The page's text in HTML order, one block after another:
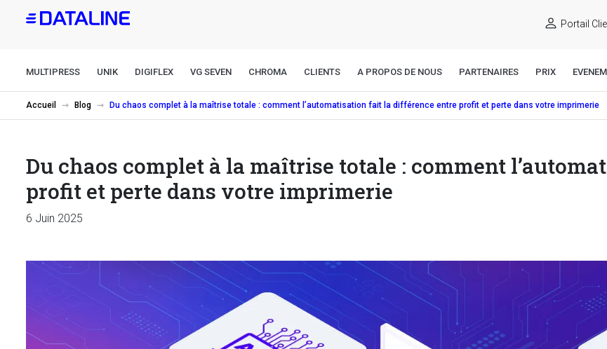
Portail
MULTIPRESS UNIK DIGIFLEX VG SEVEN CHROMA CLIENTS A PROPOS DE NOUS PARTENAIRES PRIX
Accueil Blog Du chaos complet à la maîtrise totale : comment l’automatisation fait la différence entre profit et perte dans votre imprimerie
Du chaos complet à la maîtrise totale : comment
profit et perte dans votre imprimerie
6 Juin 2025